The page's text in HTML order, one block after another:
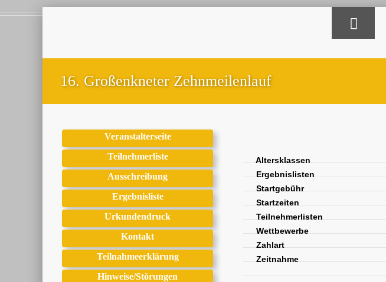
16. Großenkneter Zehnmeilenlauf
Veranstalterseite
Teilnehmerliste
Ausschreibung
Ergebnisliste
Urkundendruck
Kontakt
Teilnahmeerklärung
Hinweise/Störungen
Altersklassen
Ergebnislisten
Startgebühr
Startzeiten
Teilnehmerlisten
Wettbewerbe
Zahlart
Zeitnahme